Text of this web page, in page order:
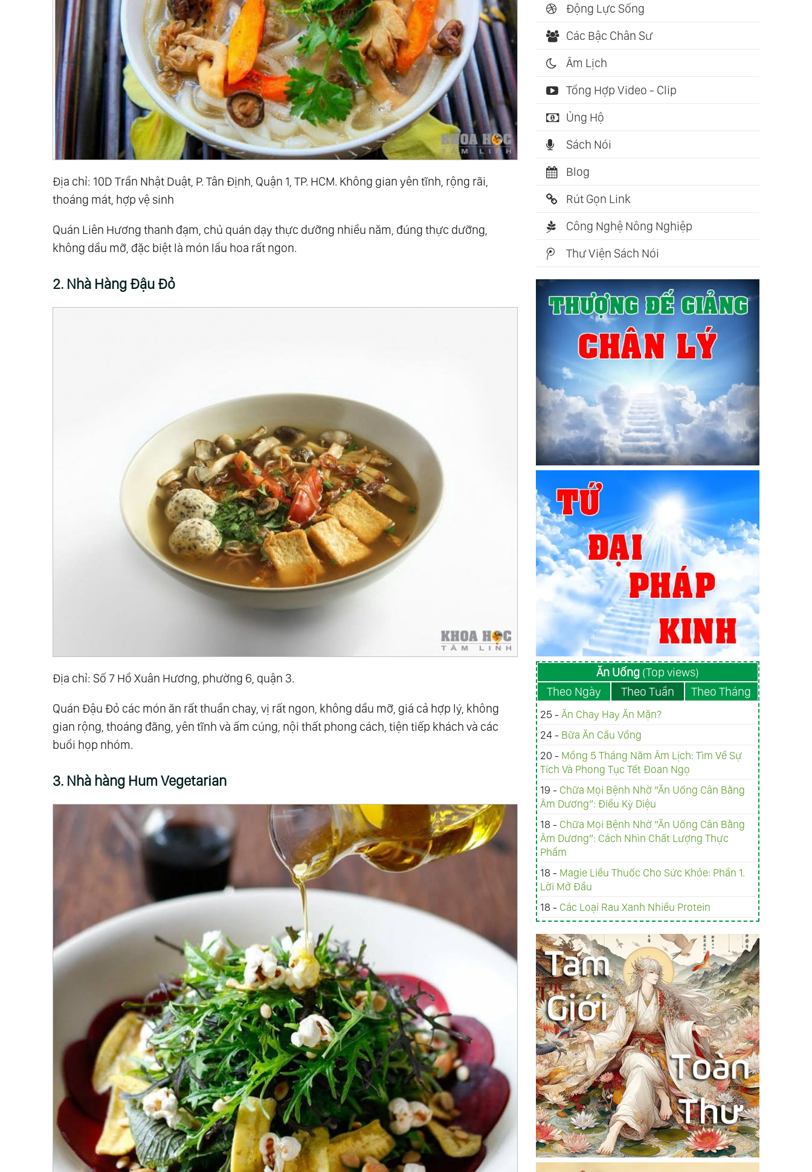
Địa chỉ: 10D Trần Nhật Duật, P. Tân Định, Quận 1, TP. HCM. Không gian yên tĩnh, rộng rãi,
thoáng mát, hợp vệ sinh
Quán Liên Hương thanh đạm, chủ quán dạy thực dưỡng nhiều năm, đúng thực dưỡng,
không dầu mỡ, đặc biệt là món lẩu hoa rất ngon.
2. Nhà Hàng Đậu Đỏ
Địa chỉ: Số 7 Hồ Xuân Hương, phường 6, quận 3.
Quán Đậu Đỏ các món ăn rất thuần chay, vị rất ngon, không dầu mỡ, giá cả hợp lý, không
gian rộng, thoáng đãng, yên tĩnh và ấm cúng, nội thất phong cách, tiện tiếp khách và các
buổi họp nhóm.
3. Nhà hàng Hum Vegetarian
Động Lực Sống
Các Bậc Chân Sư
Âm Lịch
Tổng Hợp Video - Clip
Ủng Hộ
Sách Nói
Blog
Rút Gọn Link
Công Nghệ Nông Nghiệp
Thư Viện Sách Nói
Ăn Uống(Top views)
Theo Ngày
Theo Tuần Theo Tháng
25 -Ăn Chay Hay Ăn Mặn?
24 - Bữa Ăn Cầu Vồng
20 - Mồng 5 Tháng Năm Âm Lịch: Tìm Về Sự
Tích Và Phong Tục Tết Đoan Ngọ
19 - Chữa Mọi Bệnh Nhờ “Ăn Uống Cân Bằng
Âm Dương”: Điều Kỳ Diệu
18 - Chữa Mọi Bệnh Nhờ “Ăn Uống Cân Bằng
Âm Dương”: Cách Nhìn Chất Lượng Thực
Phẩm
18 - Magie Liều Thuốc Cho Sức Khỏe: Phần 1.
Lời Mở Đầu
18 - Các Loại Rau Xanh Nhiều Protein